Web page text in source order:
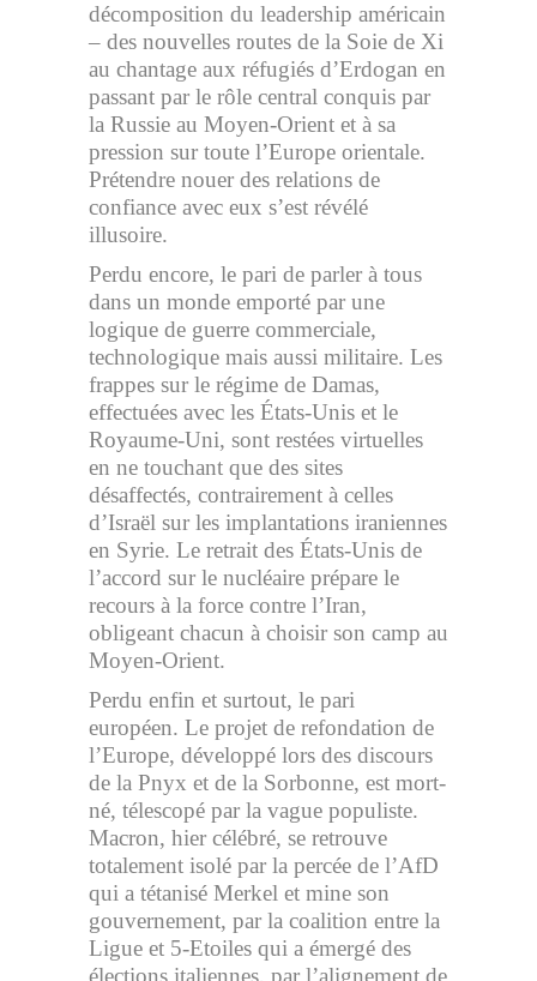
décomposition du leadership américain
– des nouvelles routes de la Soie de Xi
au chantage aux réfugiés d’Erdogan en
passant par le rôle central conquis par
la Russie au Moyen-Orient et à sa
pression sur toute l’Europe orientale.
Prétendre nouer des relations de
confiance avec eux s’est révélé
illusoire.
Perdu encore, le pari de parler à tous
dans un monde emporté par une
logique de guerre commerciale,
technologique mais aussi militaire. Les
frappes sur le régime de Damas,
effectuées avec les États-Unis et le
Royaume-Uni, sont restées virtuelles
en ne touchant que des sites
désaffectés, contrairement à celles
d’Israël sur les implantations iraniennes
en Syrie. Le retrait des États-Unis de
l’accord sur le nucléaire prépare le
recours à la force contre l’Iran,
obligeant chacun à choisir son camp au
Moyen-Orient.
Perdu enfin et surtout, le pari
européen. Le projet de refondation de
l’Europe, développé lors des discours
de la Pnyx et de la Sorbonne, est mort-
né, télescopé par la vague populiste.
Macron, hier célébré, se retrouve
totalement isolé par la percée de l’AfD
qui a tétanisé Merkel et mine son
gouvernement, par la coalition entre la
Ligue et 5-Etoiles qui a émergé des
élections italiennes, par l’alignement de